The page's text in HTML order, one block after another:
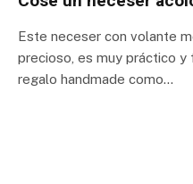
Este neceser con volante
precioso, es muy práctico
regalo handmade como…